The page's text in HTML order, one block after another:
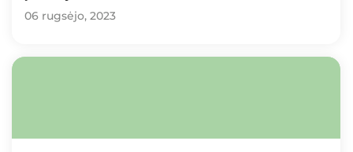
06 rugsėjo, 2023